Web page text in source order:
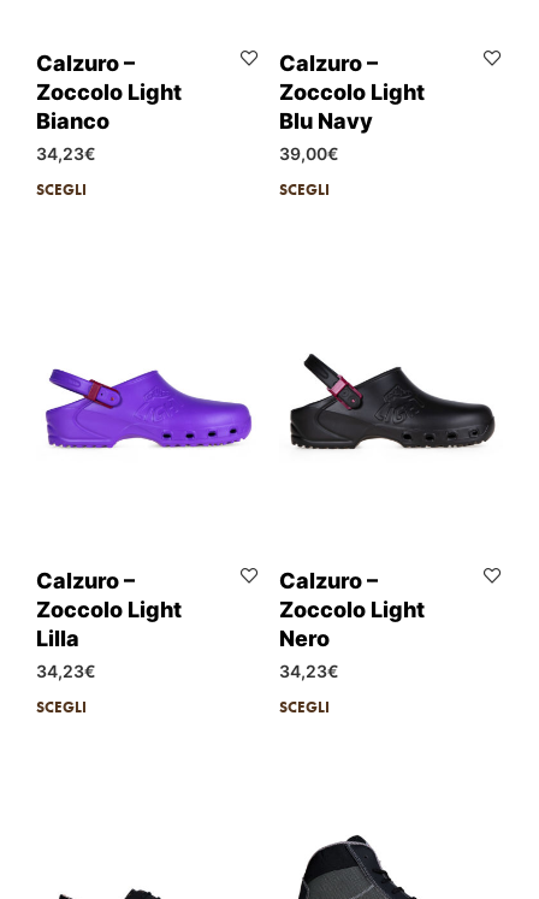
Calzuro –
Zoccolo Light
Bianco
34,23€
SCEGLI
Calzuro –
Zoccolo Light
Blu Navy
39,00€
SCEGLI
Calzuro –
Zoccolo Light
Lilla
34,23€
SCEGLI
Calzuro –
Zoccolo Light
Nero
34,23€
SCEGLI